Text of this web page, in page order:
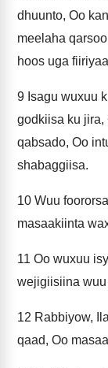
dhuunto, Oo
meelaha
hoos uga
9 Isagu wuxuu
godkiisa ku jira,
qabsado, Oo
shabaggiisa.
10 Wuu
masaakiinta
11 Oo wuxuu
wejigiisiina
12 Rabbiyow,
qaad, Oo